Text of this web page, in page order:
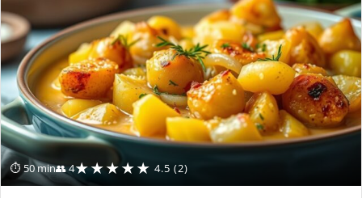
⏱ 50 min👥 4★★★★★ 4.5 (2)